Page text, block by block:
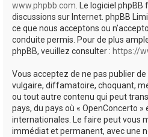
www.phpbb.com. Le logiciel
discussions sur Internet. phpBB
ce que nous acceptons ou
conduite permis. Pour de plus
phpBB, veuillez consulter : https://
Vous acceptez de ne pas publier
vulgaire, diffamatoire, choquant,
ou tout autre contenu qui peut
pays, du pays où « OpenConcerto »
internationales. Le faire peut vous
immédiat et permanent, avec une